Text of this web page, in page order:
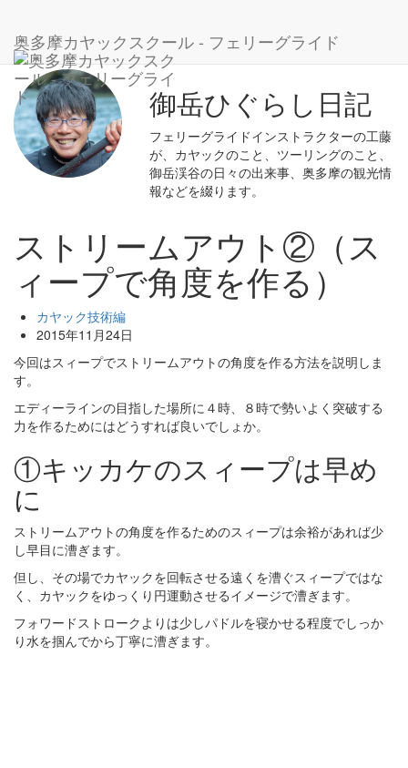
奥多摩カヤックスクール - フェリーグライド
ストリームアウト②（スィープで角度を作る）
御岳ひぐらし日記
フェリーグライドインストラクターの工藤
が、カヤックのこと、ツーリングのこと、
御岳渓谷の日々の出来事、奥多摩の観光情
報などを綴ります。
ストリームアウト②（ス
ィープで角度を作る）
カヤック技術編
2015年11月24日
今回はスィープでストリームアウトの角度を作る方法を説明しま
す。
エディーラインの目指した場所に４時、８時で勢いよく突破する
力を作るためにはどうすれば良いでしょか。
①キッカケのスィープは早め
に
ストリームアウトの角度を作るためのスィープは余裕があれば少
し早目に漕ぎます。
但し、その場でカヤックを回転させる遠くを漕ぐスィープではな
く、カヤックをゆっくり円運動させるイメージで漕ぎます。
フォワードストロークよりは少しパドルを寝かせる程度でしっか
り水を掴んでから丁寧に漕ぎます。